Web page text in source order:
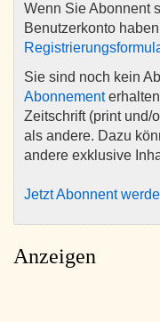
Wenn Sie Abonnent
Benutzerkonto
Sie sind noch kein
Abonnement
Zeitschrift (print und/
als andere. Dazu
andere exklusive
Jetzt Abonnent
Anzeigen